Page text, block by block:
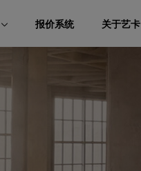
报价系统 关于艺卡